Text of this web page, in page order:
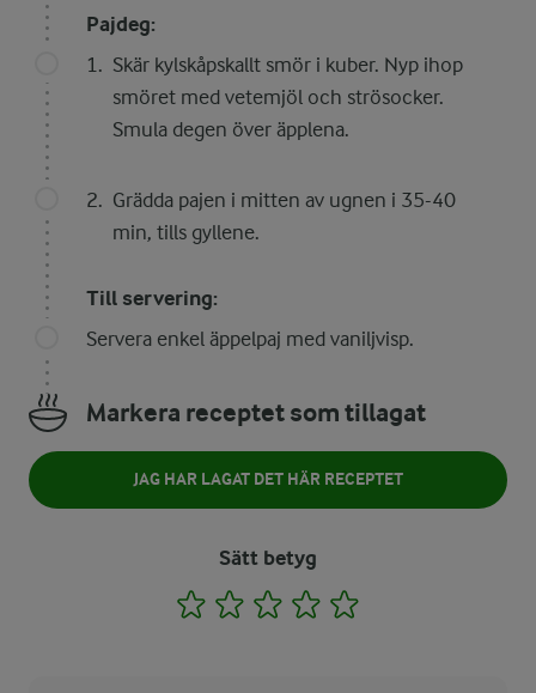
Pajdeg:
Skär kylskåpskallt smör i kuber. Nyp ihop
smöret med vetemjöl och strösocker.
Smula degen över äpplena.
Grädda pajen i mitten av ugnen i 35-40
min, tills gyllene.
Till servering:
Servera enkel äppelpaj med vaniljvisp.
Markera receptet som tillagat
JAG HAR LAGAT DET HÄR RECEPTET
Sätt betyg
1 2 3 4